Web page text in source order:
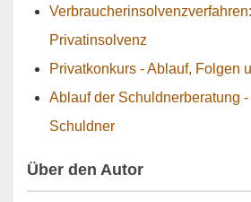
Privatinsolvenz
Privatkonkurs - Ablauf, Folgen
Ablauf der Schuldnerberatung -
Schuldner
Über den Autor